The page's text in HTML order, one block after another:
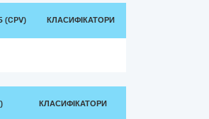
(CPV) КЛАСИФІКАТОРИ
КЛАСИФІКАТОРИ